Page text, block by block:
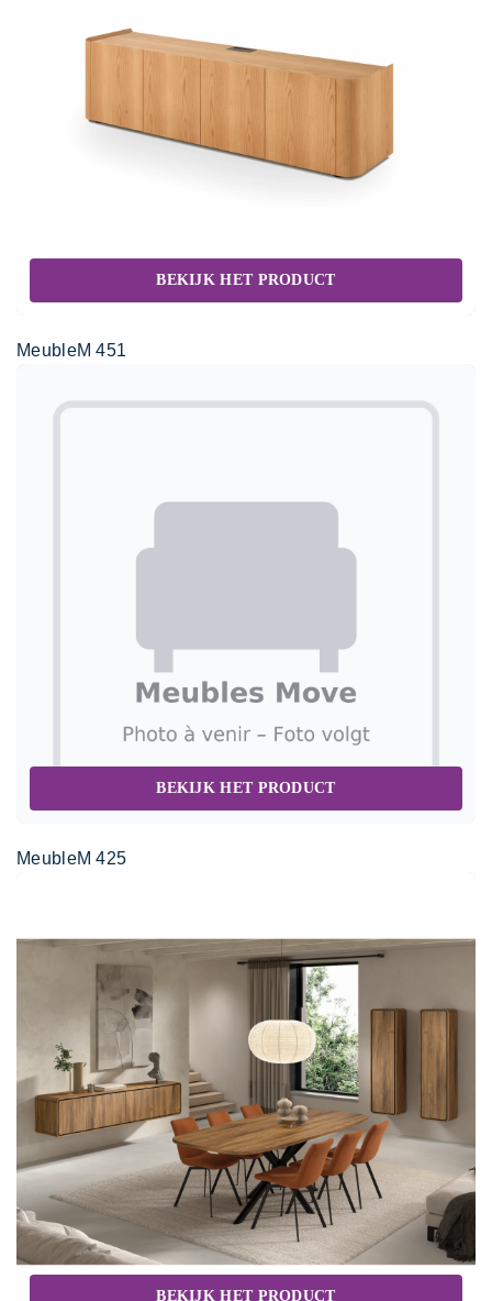
BEKIJK HET PRODUCT
MeubleM 451
BEKIJK HET PRODUCT
MeubleM 425
BEKIJK HET PRODUCT